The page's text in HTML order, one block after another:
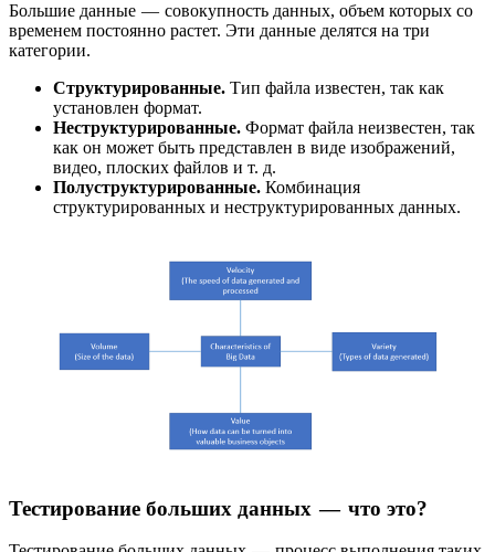
Большие данные — совокупность данных, объем которых со
временем постоянно растет. Эти данные делятся на три
категории.
Структурированные. Тип файла известен, так как
установлен формат.
Неструктурированные. Формат файла неизвестен, так
как он может быть представлен в виде изображений,
видео, плоских файлов и т. д.
Полуструктурированные. Комбинация
структурированных и неструктурированных данных.
Тестирование больших данных — что это?